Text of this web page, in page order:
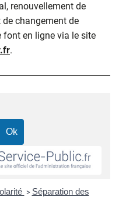
renouvellement de
changement de
font en ligne via le site
.
> Séparation des